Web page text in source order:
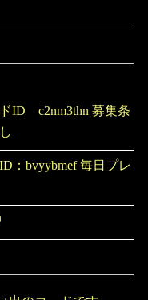
募集条
：bvyybmef 毎日プレ